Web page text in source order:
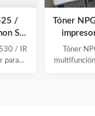
/
Set
/ IR
para
un
Tóner
Tóner